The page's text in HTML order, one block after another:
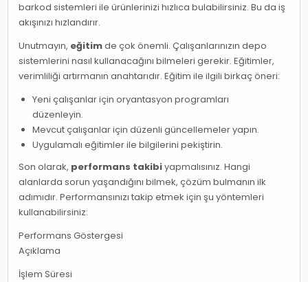
barkod sistemleri ile ürünlerinizi hızlıca bulabilirsiniz. Bu da iş
akışınızı hızlandırır.
Unutmayın, eğitimde çok önemli. Çalışanlarınızın depo
sistemlerini nasıl kullanacağını bilmeleri gerekir. Eğitimler,
verimliliği artırmanın anahtarıdır. Eğitim ile ilgili birkaç öneri:
Yeni çalışanlar için oryantasyon programları
düzenleyin.
Mevcut çalışanlar için düzenli güncellemeler yapın.
Uygulamalı eğitimler ile bilgilerini pekiştirin.
Son olarak, performans takibiyapmalısınız. Hangi
alanlarda sorun yaşandığını bilmek, çözüm bulmanın ilk
adımıdır. Performansınızı takip etmek için şu yöntemleri
kullanabilirsiniz:
Performans Göstergesi
Açıklama
İşlem Süresi